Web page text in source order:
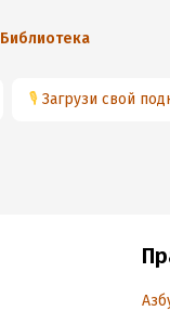
Библиотека
🎙 Загрузи свой